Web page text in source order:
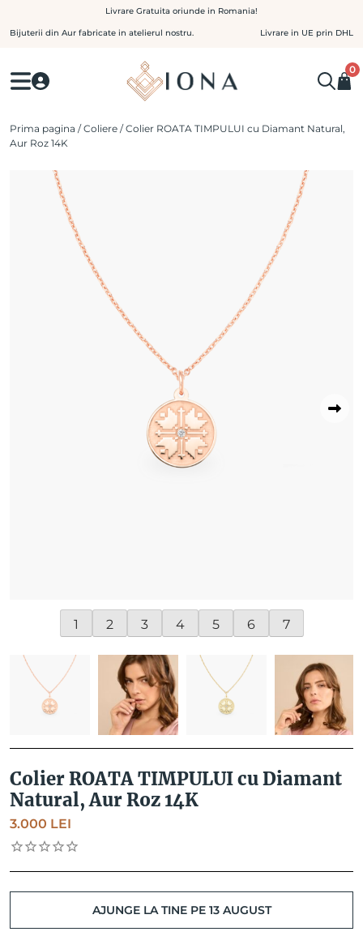
to
Livrare Gratuita oriunde in Romania!
Bijuterii din Aur fabricate in atelierul nostru. Livrare in UE prin DHL
0
Prima pagina /Coliere / Colier ROATA TIMPULUI cu Diamant Natural,
Aur Roz 14K
1 2 3 4 5 6 7
Colier ROATA TIMPULUI cu Diamant
Natural, Aur Roz 14K
3.000 LEI
AJUNGE LA TINE PE 13 AUGUST